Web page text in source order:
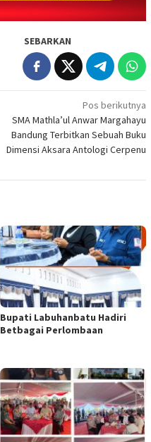
SEBARKAN
Pos berikutnya
SMA Mathla’ul Anwar Margahayu
Bandung Terbitkan Sebuah Buku
Dimensi Aksara Antologi Cerpenu
Bupati Labuhanbatu Hadiri
Betbagai Perlombaan